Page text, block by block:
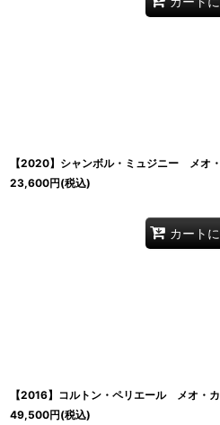
【2020】シャンボル・ミュジニー メオ
23,600円(税込)
カート
【2016】コルトン・ペリエール メオ・
49,500円(税込)